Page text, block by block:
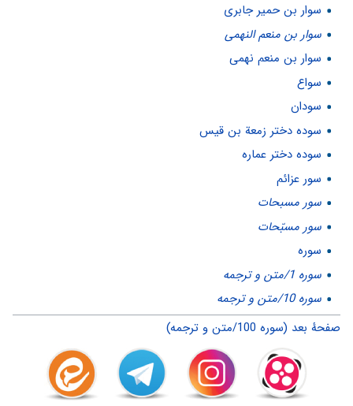
سوار بن حمیر جابرى
سوار بن منعم النهمی
سوار بن منعم نهمی
سواع
سودان
سوده دختر زمعة بن قیس
سوده دختر عماره
سور عزائم
سور مسبحات
سور مسبّحات
سوره
سوره 1/متن و ترجمه
سوره 10/متن و ترجمه
صفحهٔ بعد (سوره 100/متن و ترجمه)